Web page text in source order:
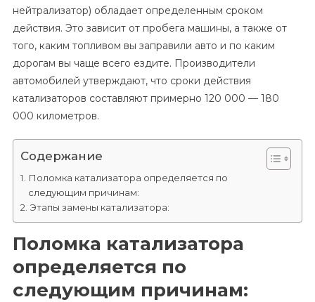
нейтрализатор) обладает определенным сроком
действия. Это зависит от пробега машины, а также от
того, каким топливом вы заправили авто и по каким
дорогам вы чаще всего ездите. Производители
автомобилей утверждают, что сроки действия
катализаторов составляют примерно 120 000 — 180
000 километров.
Содержание
Поломка катализатора определяется по
следующим причинам:
Этапы замены катализатора:
Поломка катализатора
определяется по
следующим причинам: